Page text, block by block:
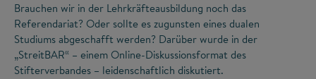
Brauchen wir in der Lehrkräfteausbildung noch das
Referendariat? Oder sollte es zugunsten eines dualen
Studiums abgeschafft werden? Darüber wurde in der
„StreitBAR“ – einem Online-Diskussionsformat des
Stifterverbandes – leidenschaftlich diskutiert.